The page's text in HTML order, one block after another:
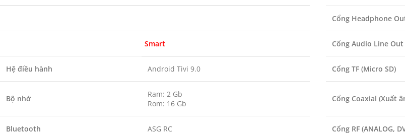
Cổng Headphone
Smart Cổng Audio Line Out
Hệ điều hành Android Tivi 9.0 Cổng TF (Micro SD)
Bộ nhớ
Ram: 2 Gb
Rom: 16 Gb
Cổng Coaxial (Xuất
Bluetooth ASG RC Cổng RF (ANALOG,